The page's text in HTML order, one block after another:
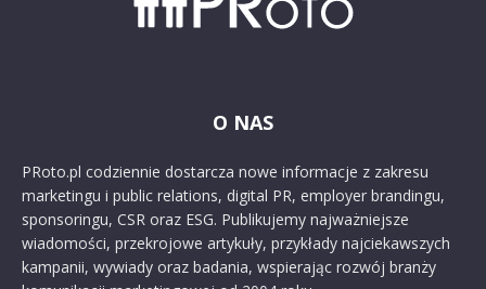
O NAS
PRoto.pl codziennie dostarcza nowe informacje z zakresu
marketingu i public relations, digital PR, employer brandingu,
sponsoringu, CSR oraz ESG. Publikujemy najważniejsze
wiadomości, przekrojowe artykuły, przykłady najciekawszych
kampanii, wywiady oraz badania, wspierając rozwój branży